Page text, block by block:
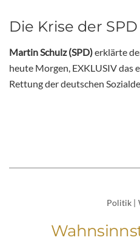
Die Krise der
Martin Schulz (SPD)erklärte
heute Morgen, EXKLUSIV das
Rettung der deutschen
Politik |